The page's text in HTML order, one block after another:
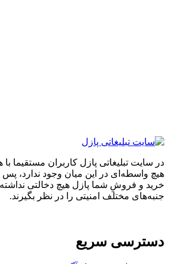
تبلیغاتی پازل کاربران مستقیما با هم
در این میان وجود ندارد، پس دقت
و فروشِ شما پازل هیچ دخالتی نداشته و
مختلف امنیتی را در نظر بگیرند.
سریع